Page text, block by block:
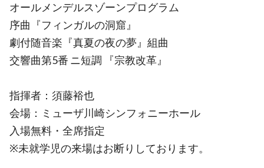
オールメンデルスゾーンプログラム
序曲『フィンガルの洞窟』
劇付随音楽『真夏の夜の夢』組曲
交響曲第5番 ニ短調 『宗教改革』
指揮者：須藤裕也
会場：ミューザ川崎シンフォニーホール
入場無料・全席指定
※未就学児の来場はお断りしております。